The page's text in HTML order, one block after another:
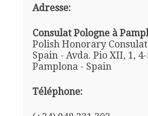
Adresse:
Consulat Pologne à
Polish Honorary
Spain - Avda. Pio XII, 1,
Pamplona - Spain
Téléphone: